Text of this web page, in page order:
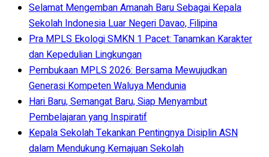
Selamat Mengemban Amanah Baru Sebagai Kepala
Sekolah Indonesia Luar Negeri Davao, Filipina
Pra MPLS Ekologi SMKN 1 Pacet: Tanamkan Karakter
dan Kepedulian Lingkungan
Pembukaan MPLS 2026: Bersama Mewujudkan
Generasi Kompeten Waluya Mendunia
Hari Baru, Semangat Baru, Siap Menyambut
Pembelajaran yang Inspiratif
Kepala Sekolah Tekankan Pentingnya Disiplin ASN
dalam Mendukung Kemajuan Sekolah